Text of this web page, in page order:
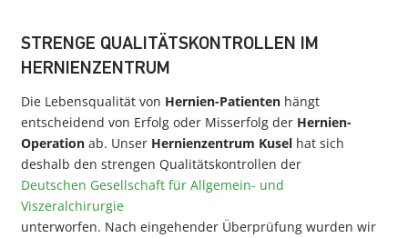
STRENGE QUALITÄTSKONTROLLEN IM
HERNIENZENTRUM
Die Lebensqualität von Hernien-Patienten hängt
entscheidend von Erfolg oder Misserfolg der Hernien-
Operation ab. Unser Hernienzentrum Kusel hat sich
deshalb den strengen Qualitätskontrollen der
Deutschen Gesellschaft für Allgemein- und
Viszeralchirurgie
unterworfen. Nach eingehender Überprüfung wurden wir